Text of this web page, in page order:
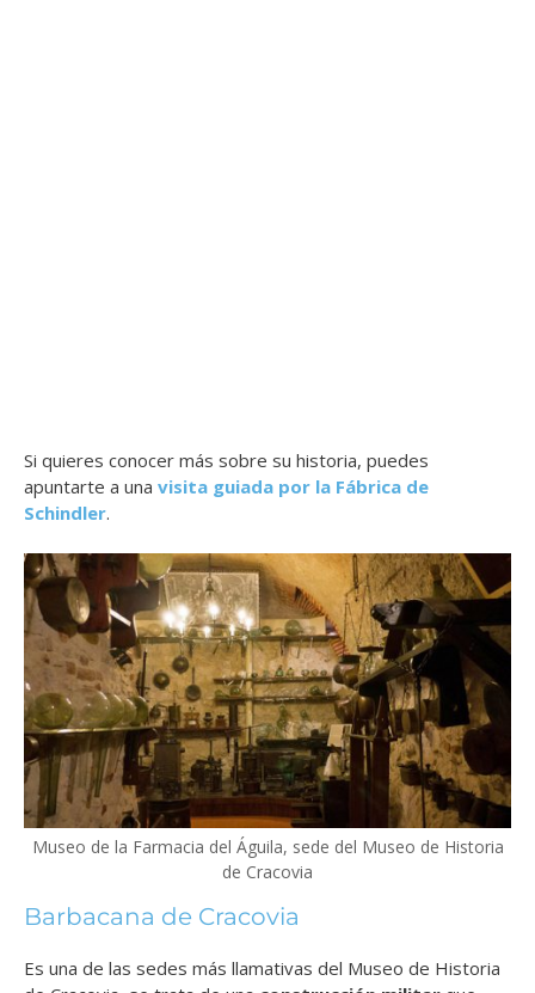
Si quieres conocer más sobre su historia, puedes
apuntarte a una visita guiada por la Fábrica de
Schindler.
Museo de la Farmacia del Águila, sede del Museo de Historia
de Cracovia
Barbacana de Cracovia
Es una de las sedes más llamativas del Museo de Historia